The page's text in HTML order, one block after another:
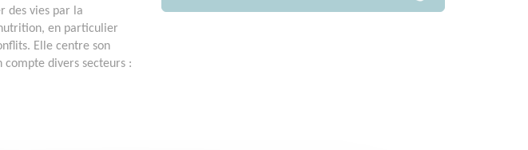
des vies par la
en particulier
Elle centre son
divers secteurs :